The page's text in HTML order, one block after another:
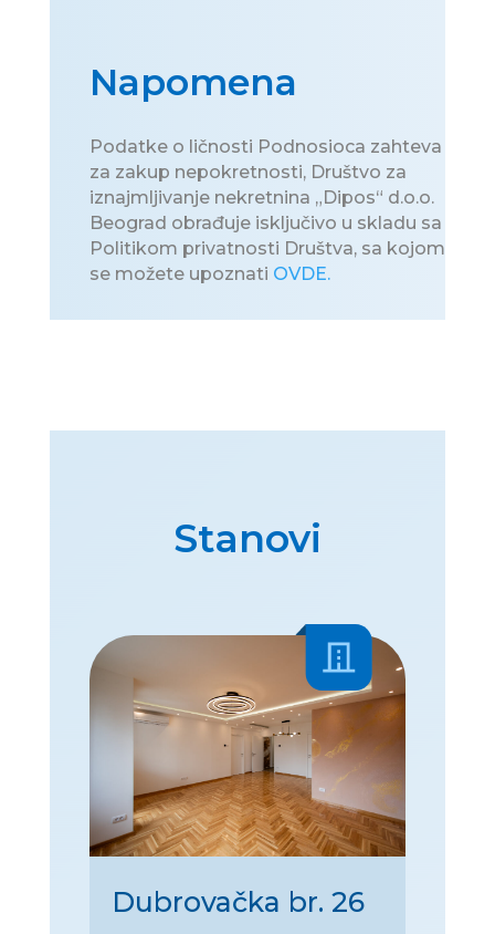
Napomena
Podatke o ličnosti Podnosioca zahteva
za zakup nepokretnosti, Društvo za
iznajmljivanje nekretnina „Dipos“ d.o.o.
Beograd obrađuje isključivo u skladu sa
Politikom privatnosti Društva, sa kojom
se možete upoznati OVDE.
Stanovi
Dubrovačka br. 26